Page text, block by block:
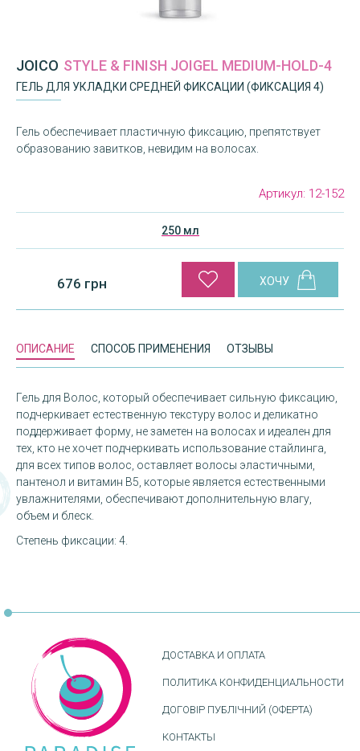
JOICO STYLE & FINISH JOIGEL MEDIUM-HOLD-4
ГЕЛЬ ДЛЯ УКЛАДКИ СРЕДНЕЙ ФИКСАЦИИ (ФИКСАЦИЯ 4)
Гель обеспечивает пластичную фиксацию, препятствует
образованию завитков, невидим на волосах.
Артикул: 12-152
250 мл
676 грн
ОПИСАНИЕ СПОСОБ ПРИМЕНЕНИЯ ОТЗЫВЫ
Гель для Волос, который обеспечивает сильную фиксацию,
подчеркивает естественную текстуру волос и деликатно
поддерживает форму, не заметен на волосах и идеален для
тех, кто не хочет подчеркивать использование стайлинга,
для всех типов волос, оставляет волосы эластичными,
пантенол и витамин В5, которые является естественными
увлажнителями, обеспечивают дополнительную влагу,
объем и блеск.
Степень фиксации: 4.
ДОСТАВКА И ОПЛАТА
ПОЛИТИКА КОНФИДЕНЦИАЛЬНОСТИ
ДОГОВІР ПУБЛІЧНИЙ (ОФЕРТА)
КОНТАКТЫ